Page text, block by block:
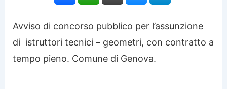
Avviso di concorso pubblico per l’assunzione
di istruttori tecnici – geometri, con contratto a
tempo pieno. Comune di Genova.